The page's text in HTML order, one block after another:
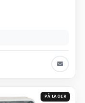
PÅ LAGER